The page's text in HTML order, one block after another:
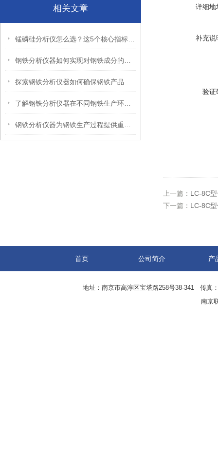
相关文章 详细地
补充说
验证
上一篇： LC-8C
下一篇： LC-8C
首页 公司简介 产
地址：南京市高淳区宝塔路258号38-341 传真
南京